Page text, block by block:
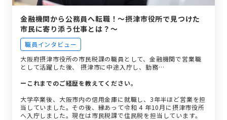
金融機関から公務員へ転職！〜摂津市役所で見つけた
市民に寄り添う仕事とは？〜
職員インタビュー
大阪府摂津市役所の市民税課の職員として、金融機関で営業職
として活躍した後、 摂津市に中途入庁し、勤務…
ーこれまでのご経歴を教えてください。
大学卒業後、大阪市内の信用金庫に就職し、3年半ほど営業を担
当していました。その後、縁あって令和 4 年10月に摂津市役所
へ入庁しました。現在は市民税課で住民税を担当しています。